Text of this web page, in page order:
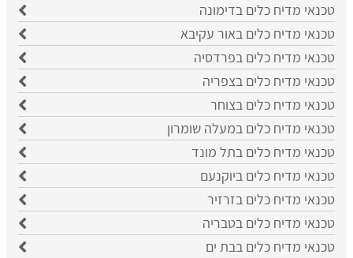
טכנאי מדיח כלים בדימונה
טכנאי מדיח כלים באור עקיבא
טכנאי מדיח כלים בפרדסיה
טכנאי מדיח כלים בצפריה
טכנאי מדיח כלים בצוחר
טכנאי מדיח כלים במעלה שומרון
טכנאי מדיח כלים בתל מונד
טכנאי מדיח כלים ביוקנעם
טכנאי מדיח כלים בזרזיר
טכנאי מדיח כלים בטבריה
טכנאי מדיח כלים בבת ים